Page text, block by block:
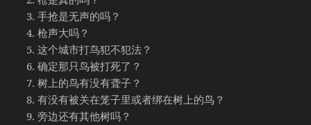
手抢是无声的吗？
枪声大吗？
这个城市打鸟犯不犯法？
确定那只鸟被打死了？
树上的鸟有没有聋子？
有没有被关在笼子里或者绑在树上的鸟？
旁边还有其他树吗？